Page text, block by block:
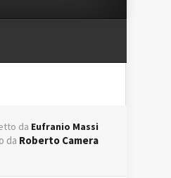
da Eufranio Massi
da Roberto Camera